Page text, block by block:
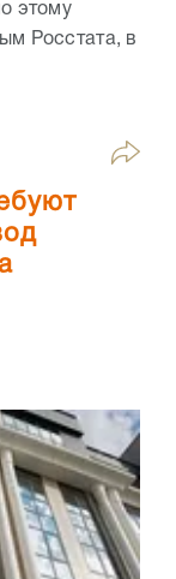
этому
Росстата, в